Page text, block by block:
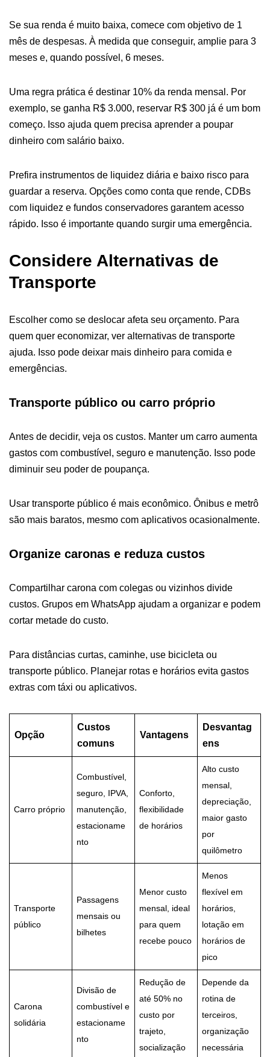
Se sua renda é muito baixa, comece com objetivo de 1
mês de despesas. À medida que conseguir, amplie para 3
meses e, quando possível, 6 meses.
Uma regra prática é destinar 10% da renda mensal. Por
exemplo, se ganha R$ 3.000, reservar R$ 300 já é um bom
começo. Isso ajuda quem precisa aprender a poupar
dinheiro com salário baixo.
Prefira instrumentos de liquidez diária e baixo risco para
guardar a reserva. Opções como conta que rende, CDBs
com liquidez e fundos conservadores garantem acesso
rápido. Isso é importante quando surgir uma emergência.
Considere Alternativas de
Transporte
Escolher como se deslocar afeta seu orçamento. Para
quem quer economizar, ver alternativas de transporte
ajuda. Isso pode deixar mais dinheiro para comida e
emergências.
Transporte público ou carro próprio
Antes de decidir, veja os custos. Manter um carro aumenta
gastos com combustível, seguro e manutenção. Isso pode
diminuir seu poder de poupança.
Usar transporte público é mais econômico. Ônibus e metrô
são mais baratos, mesmo com aplicativos ocasionalmente.
Organize caronas e reduza custos
Compartilhar carona com colegas ou vizinhos divide
custos. Grupos em WhatsApp ajudam a organizar e podem
cortar metade do custo.
Para distâncias curtas, caminhe, use bicicleta ou
transporte público. Planejar rotas e horários evita gastos
extras com táxi ou aplicativos.
Opção
Custos
comuns
Vantagens
Desvantag
ens
Carro próprio
Combustível,
seguro, IPVA,
manutenção,
estacioname
nto
Conforto,
flexibilidade
de horários
Alto custo
mensal,
depreciação,
maior gasto
por
quilômetro
Transporte
público
Passagens
mensais ou
bilhetes
Menor custo
mensal, ideal
para quem
recebe pouco
Menos
flexível em
horários,
lotação em
horários de
pico
Carona
solidária
Divisão de
combustível e
estacioname
nto
Redução de
até 50% no
custo por
trajeto,
socialização
Depende da
rotina de
terceiros,
organização
necessária